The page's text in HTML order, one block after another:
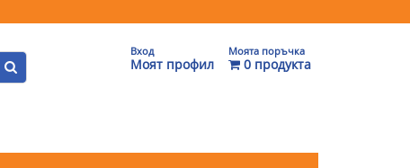
Вход
Моят профил
Моята поръчка
0 продукта